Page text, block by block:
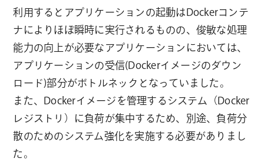
利用するとアプリケーションの起動はDockerコンテ
ナによりほぼ瞬時に実行されるものの、俊敏な処理
能力の向上が必要なアプリケーションにおいては、
アプリケーションの受信(Dockerイメージのダウン
ロード)部分がボトルネックとなっていました。
また、Dockerイメージを管理するシステム（Docker
レジストリ）に負荷が集中するため、別途、負荷分
散のためのシステム強化を実施する必要がありまし
た。